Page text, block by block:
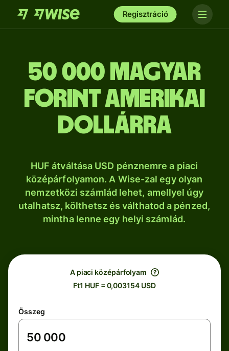
Regisztráció
50 000 magyar
forint amerikai
dollárra
HUF átváltása USD pénznemre a piaci
középárfolyamon. A Wise-zal egy olyan
nemzetközi számlád lehet, amellyel úgy
utalhatsz, költhetsz és válthatod a pénzed,
mintha lenne egy helyi számlád.
A piaci középárfolyam
Ft1 HUF = 0,003154 USD
Összeg